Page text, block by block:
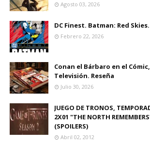
Agosto 03, 2026
DC Finest. Batman: Red
Febrero 22, 2026
Conan el Bárbaro en el
Televisión. Reseña
Julio 30, 2026
JUEGO DE TRONOS,
2X01 "THE NORTH
(SPOILERS)
Abril 02, 2012